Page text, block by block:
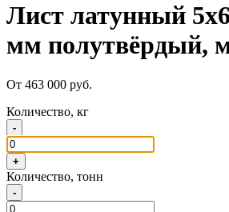
Лист латунный
мм полутвёрдый,
От 463 000 руб.
Количество, кг
-
+
Количество, тонн
-